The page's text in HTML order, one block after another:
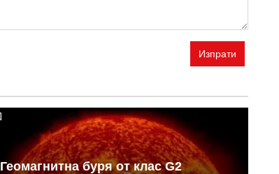
Изпрати
Геомагнитна буря от клас G2